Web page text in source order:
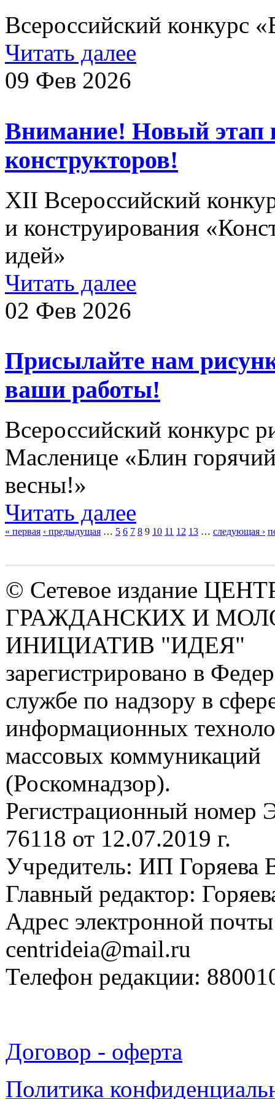
Всероссийский конкурс
Читать далее
09 Фев 2026
Внимание! Новый этап
конструкторов!
XII Всероссийский
и конструирования
идей»
Читать далее
02 Фев 2026
Присылайте нам
ваши работы!
Всероссийский конкурс
Масленице «Блин
весны!»
Читать далее
« первая ‹ предыдущая … 5 6 7 8 9 10 11 12 13 … следующая ›
© Сетевое издание
ГРАЖДАНСКИХ И
ИНИЦИАТИВ "ИДЕЯ"
зарегистрировано в
службе по надзору в
информационных
массовых коммуникаций
(Роскомнадзор).
Регистрационный
76118 от 12.07.2019 г.
Учредитель: ИП Горяева
Главный редактор:
Адрес электронной
centrideia@mail.ru
Телефон редакции:
Договор - оферта
Политика